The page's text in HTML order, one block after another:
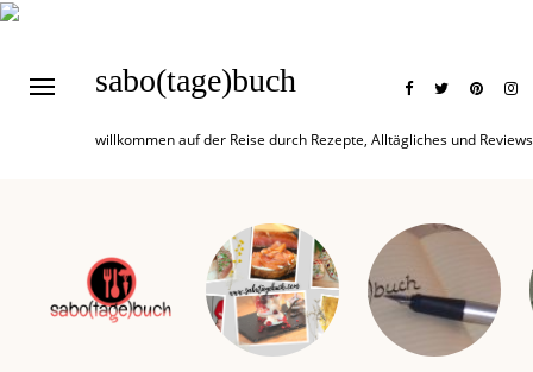
sabo(tage)buch
willkommen auf der Reise durch Rezepte, Alltägliches und Reviews